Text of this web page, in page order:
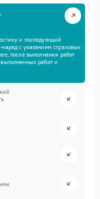
и последующий
с указанием страховых
после выполнения работ
работ и